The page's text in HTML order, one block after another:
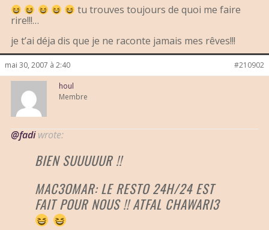
tu trouves toujours de quoi me faire
rire!!!…
je t’ai déja dis que je ne raconte jamais mes rêves!!!
mai 30, 2007 à 2:40 #210902
houl
Membre
@fadiwrote:
BIEN SUUUUUR !!
MAC3OMAR: LE RESTO 24H/24 EST
FAIT POUR NOUS !! ATFAL CHAWARI3